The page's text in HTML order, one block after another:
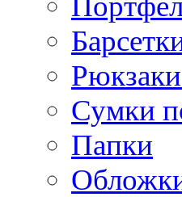
Сумки
Папки